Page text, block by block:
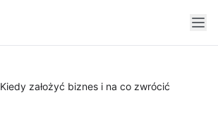
Kiedy założyć biznes i na co zwrócić